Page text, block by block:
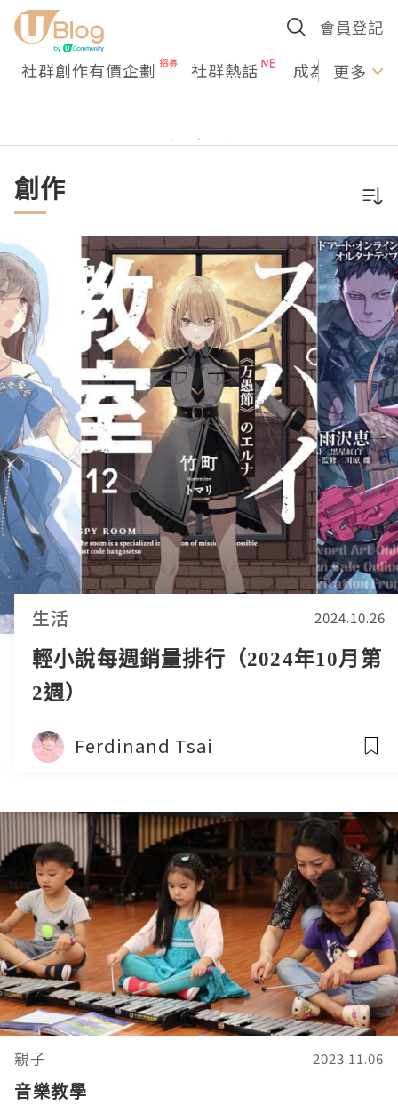
會員登記
社群創作有價企劃 社群熱話 成為U更多
創作
生活 2024.10.26
輕小說每週銷量排行（2024年10月第
2週）
Ferdinand Tsai
親子 2023.11.06
音樂教學